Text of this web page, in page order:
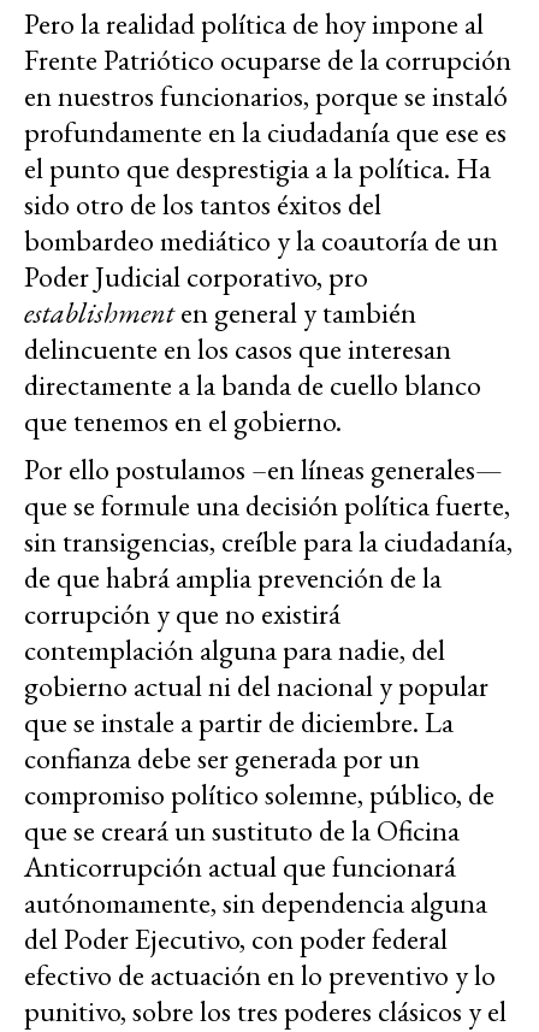
Pero la realidad política de hoy impone al
Frente Patriótico ocuparse de la corrupción
en nuestros funcionarios, porque se instaló
profundamente en la ciudadanía que ese es
el punto que desprestigia a la política. Ha
sido otro de los tantos éxitos del
bombardeo mediático y la coautoría de un
Poder Judicial corporativo, pro
establishmenten general y también
delincuente en los casos que interesan
directamente a la banda de cuello blanco
que tenemos en el gobierno.
Por ello postulamos –en líneas generales—
que se formule una decisión política fuerte,
sin transigencias, creíble para la ciudadanía,
de que habrá amplia prevención de la
corrupción y que no existirá
contemplación alguna para nadie, del
gobierno actual ni del nacional y popular
que se instale a partir de diciembre. La
confianza debe ser generada por un
compromiso político solemne, público, de
que se creará un sustituto de la Oficina
Anticorrupción actual que funcionará
autónomamente, sin dependencia alguna
del Poder Ejecutivo, con poder federal
efectivo de actuación en lo preventivo y lo
punitivo, sobre los tres poderes clásicos y el